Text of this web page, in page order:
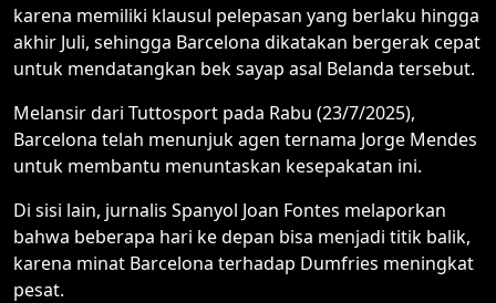
karena memiliki klausul pelepasan yang berlaku hingga
akhir Juli, sehingga Barcelona dikatakan bergerak cepat
untuk mendatangkan bek sayap asal Belanda tersebut.
Melansir dari Tuttosport pada Rabu (23/7/2025),
Barcelona telah menunjuk agen ternama Jorge Mendes
untuk membantu menuntaskan kesepakatan ini.
Di sisi lain, jurnalis Spanyol Joan Fontes melaporkan
bahwa beberapa hari ke depan bisa menjadi titik balik,
karena minat Barcelona terhadap Dumfries meningkat
pesat.